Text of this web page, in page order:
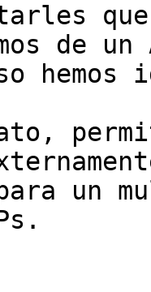
de
un